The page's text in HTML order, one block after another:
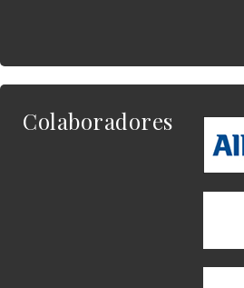
Colaboradores